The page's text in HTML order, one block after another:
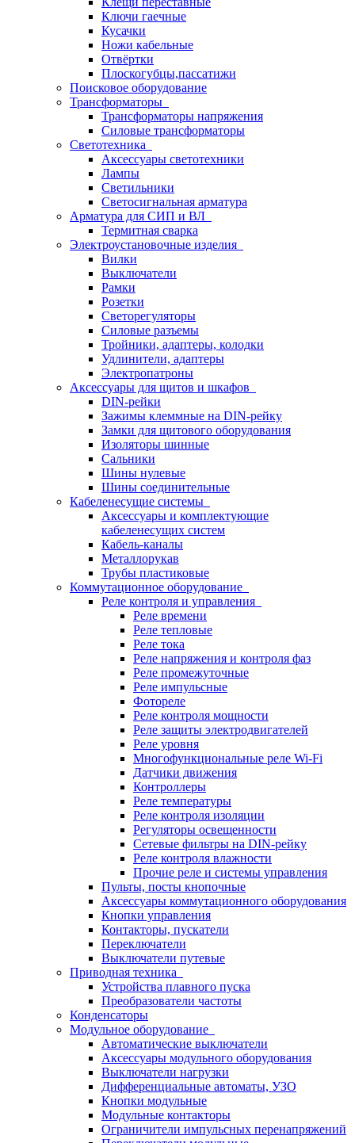
Ключи гаечные
Кусачки
Ножи кабельные
Отвёртки
Плоскогубцы,пассатижи
Поисковое оборудование
Трансформаторы
Трансформаторы напряжения
Силовые трансформаторы
Светотехника
Аксессуары светотехники
Лампы
Светильники
Светосигнальная арматура
Арматура для СИП и ВЛ
Термитная сварка
Электроустановочные изделия
Вилки
Выключатели
Рамки
Розетки
Светорегуляторы
Силовые разъемы
Тройники, адаптеры, колодки
Удлинители, адаптеры
Электропатроны
Аксессуары для щитов и шкафов
DIN-рейки
Зажимы клеммные на DIN-рейку
Замки для щитового оборудования
Изоляторы шинные
Сальники
Шины нулевые
Шины соединительные
Кабеленесущие системы
Аксессуары и комплектующие
кабеленесущих систем
Кабель-каналы
Металлорукав
Трубы пластиковые
Коммутационное оборудование
Реле контроля и управления
Реле времени
Реле тепловые
Реле тока
Реле напряжения и контроля фаз
Реле промежуточные
Реле импульсные
Фотореле
Реле контроля мощности
Реле защиты электродвигателей
Реле уровня
Многофункциональные реле Wi-Fi
Датчики движения
Контроллеры
Реле температуры
Реле контроля изоляции
Регуляторы освещенности
Сетевые фильтры на DIN-рейку
Реле контроля влажности
Прочие реле и системы управления
Пульты, посты кнопочные
Аксессуары коммутационного оборудования
Кнопки управления
Контакторы, пускатели
Переключатели
Выключатели путевые
Приводная техника
Устройства плавного пуска
Преобразователи частоты
Конденсаторы
Модульное оборудование
Автоматические выключатели
Аксессуары модульного оборудования
Выключатели нагрузки
Дифференциальные автоматы, УЗО
Кнопки модульные
Модульные контакторы
Ограничители импульсных перенапряжений